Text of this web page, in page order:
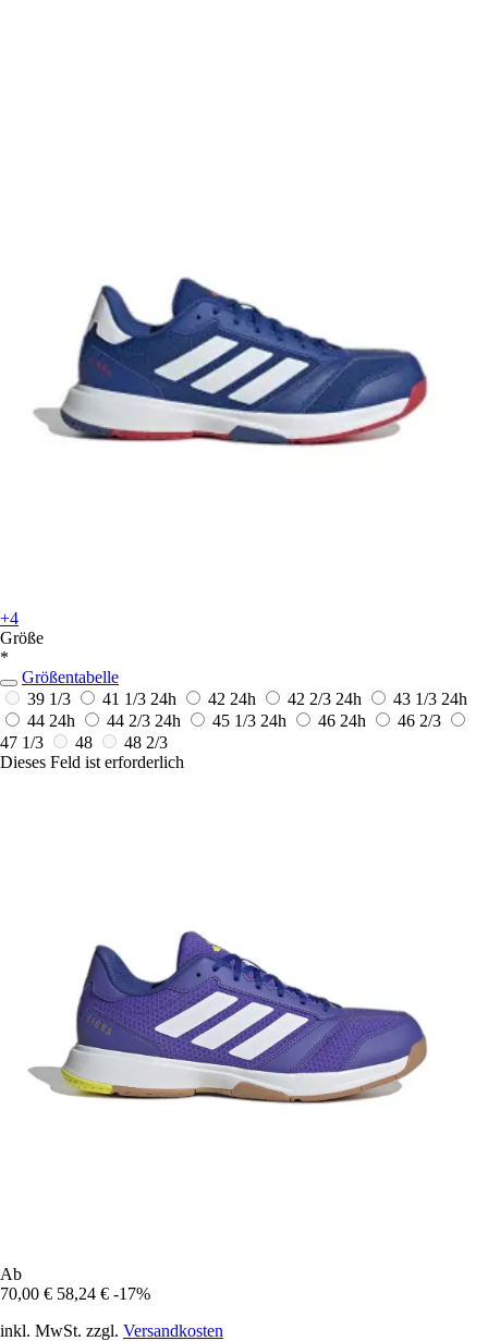
+4
Größe
*
Größentabelle
39 1/3
41 1/3 24h 42 24h 42 2/3 24h 43 1/3 24h
44 24h 44 2/3 24h 45 1/3 24h 46 24h
46 2/3
47 1/3
48
48 2/3
Dieses Feld ist erforderlich
Ab
70,00 € 58,24 € -17%
inkl. MwSt. zzgl. Versandkosten